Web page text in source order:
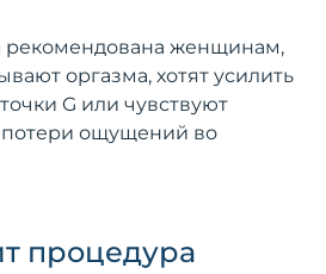
рекомендована женщинам,
оргазма, хотят усилить
G или чувствуют
ощущений во
процедура